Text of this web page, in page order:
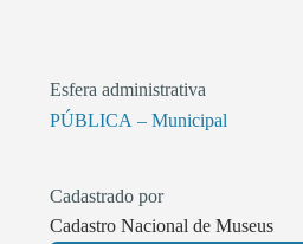
Esfera administrativa
PÚBLICA – Municipal
Cadastrado por
Cadastro Nacional de Museus